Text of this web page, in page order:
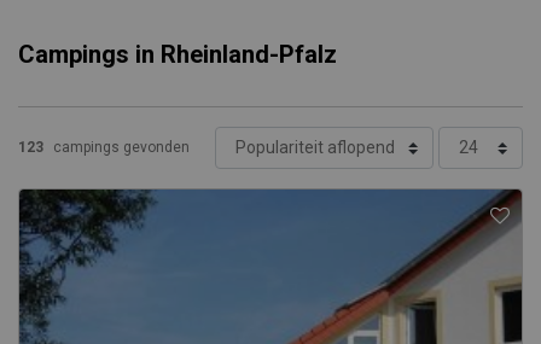
Campings in Rheinland-Pfalz
123 campings gevonden